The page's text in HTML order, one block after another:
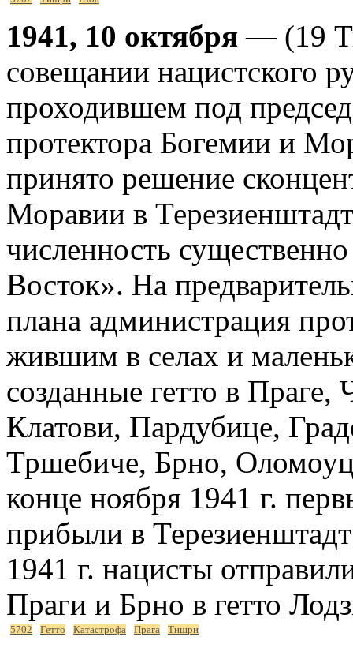
1941, 10 октября — (19
совещании нацистского
проходившем под
протектора Богемии и
принято решение
Моравии в
численность
Восток». На
плана администрация
жившим в селах и
созданные гетто в Праге,
Клатови, Пардубице,
Тршебиче, Брно,
конце ноября 1941 г.
прибыли в
1941 г. нацисты
Праги и Брно в гетто
5702 Гетто Катастрофа Прага Тишри